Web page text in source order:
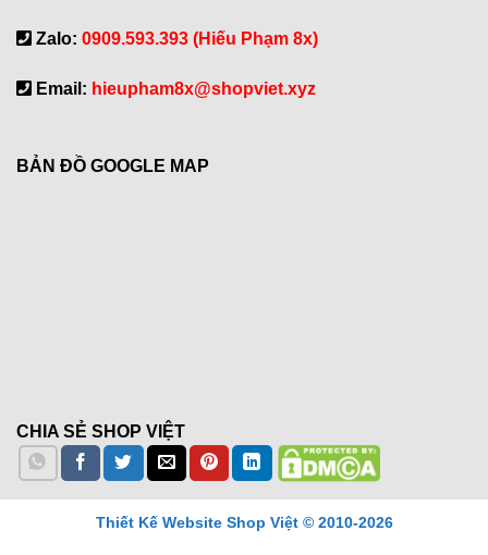
Zalo: 0909.593.393 (Hiếu Phạm 8x)
Email: hieupham8x@shopviet.xyz
BẢN ĐỒ GOOGLE MAP
CHIA SẺ SHOP VIỆT
Thiết Kế Website Shop Việt © 2010-2026